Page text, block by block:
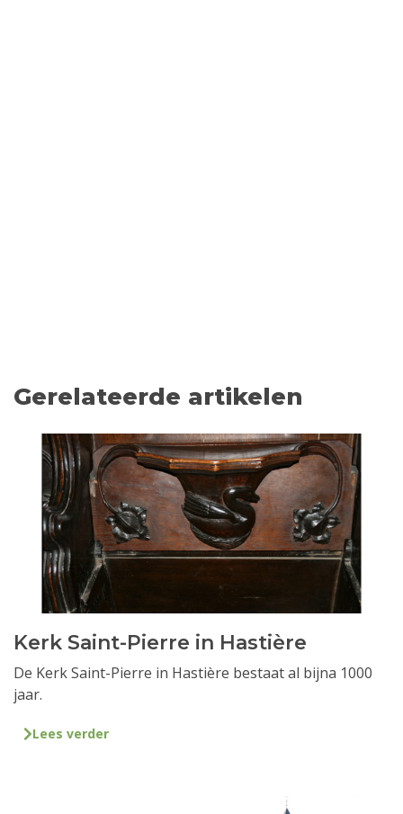
Gerelateerde artikelen
Kerk Saint-Pierre in Hastière
De Kerk Saint-Pierre in Hastière bestaat al bijna 1000
jaar.
Lees verder